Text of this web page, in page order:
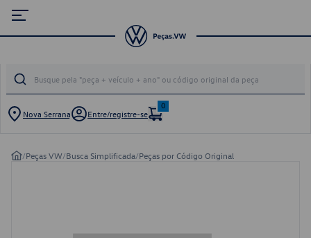
Nova Serrana Entre/registre-se
0
/Peças VW/Busca Simplificada/Peças por Código Original